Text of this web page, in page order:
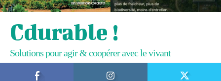
Cdurable !
Solutions pour agir & coopérer avec le vivant